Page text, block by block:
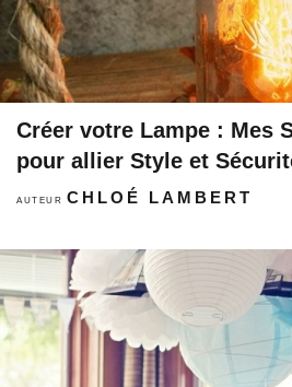
Créer votre Lampe : Mes
pour allier Style et
AUTEURCHLOÉ LAMBERT